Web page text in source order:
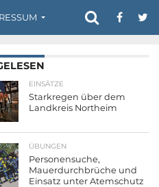
EINSÄTZE
Starkregen über dem
Landkreis Northeim
ÜBUNGEN
Personensuche,
Mauerdurchbrüche und
Einsatz unter Atemschutz